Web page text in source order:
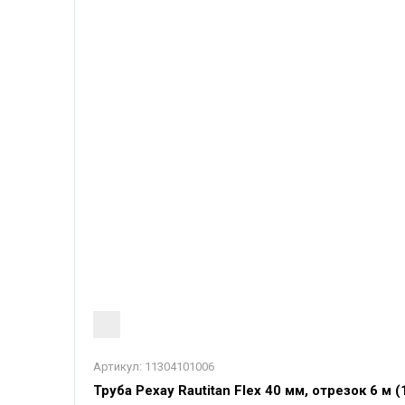
Артикул: 11304101006
Труба Рехау Rautitan Flex 40 мм, отрезок 6 м